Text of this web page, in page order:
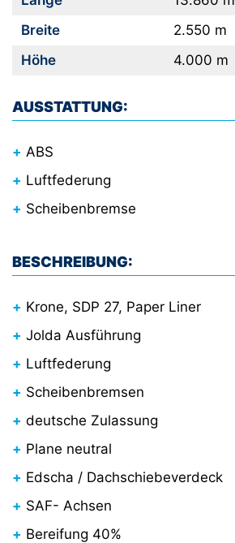
Breite
2.550 m
Höhe
4.000 m
AUSSTATTUNG:
ABS
Luftfederung
Scheibenbremse
BESCHREIBUNG:
Krone, SDP 27, Paper Liner
Jolda Ausführung
Luftfederung
Scheibenbremsen
deutsche Zulassung
Plane neutral
Edscha / Dachschiebeverdeck
SAF- Achsen
Bereifung 40%